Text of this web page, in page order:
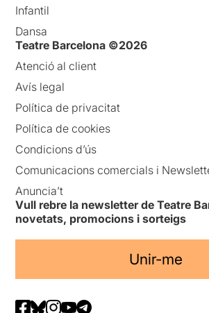
Infantil
Dansa
Teatre Barcelona ©2026
Atenció al client
Avís legal
Política de privacitat
Política de cookies
Condicions d’ús
Comunicacions comercials i
Anuncia’t
Vull rebre la newsletter de Teatre
novetats, promocions i sorteigs
Unir-me